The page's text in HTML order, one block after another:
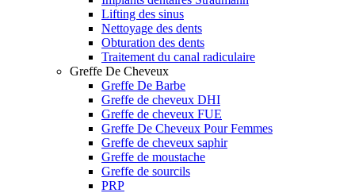
Lifting des sinus
Nettoyage des dents
Obturation des dents
Traitement du canal radiculaire
Greffe De Cheveux
Greffe De Barbe
Greffe de cheveux DHI
Greffe de cheveux FUE
Greffe De Cheveux Pour Femmes
Greffe de cheveux saphir
Greffe de moustache
Greffe de sourcils
PRP